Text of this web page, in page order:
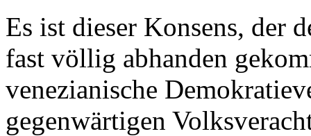
Es ist dieser Konsens, der
fast völlig abhanden
venezianische
gegenwärtigen